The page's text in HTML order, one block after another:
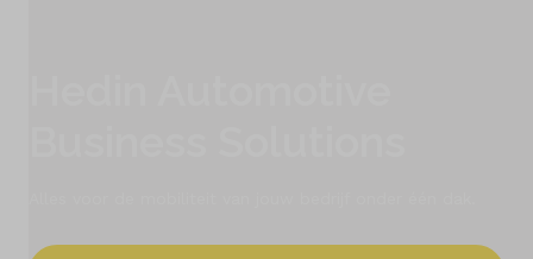
Contact